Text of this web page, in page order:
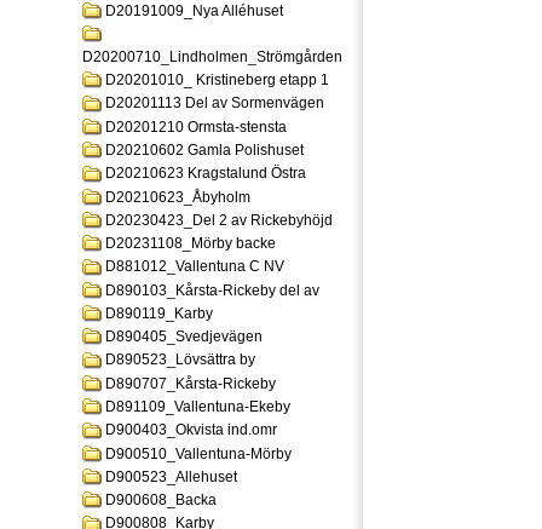
D20191009_Nya Alléhuset
D20200710_Lindholmen_Strömgården
D20201010_ Kristineberg etapp 1
D20201113 Del av Sormenvägen
D20201210 Ormsta-stensta
D20210602 Gamla Polishuset
D20210623 Kragstalund Östra
D20210623_Åbyholm
D20230423_Del 2 av Rickebyhöjd
D20231108_Mörby backe
D881012_Vallentuna C NV
D890103_Kårsta-Rickeby del av
D890119_Karby
D890405_Svedjevägen
D890523_Lövsättra by
D890707_Kårsta-Rickeby
D891109_Vallentuna-Ekeby
D900403_Okvista ind.omr
D900510_Vallentuna-Mörby
D900523_Allehuset
D900608_Backa
D900808_Karby